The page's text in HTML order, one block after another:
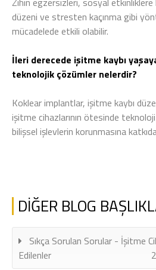
düzeni ve stresten kaçınma gibi
mücadelede etkili olabilir.
İleri derecede işitme kaybı
teknolojik çözümler nelerdir?
Koklear implantlar, işitme kaybı
işitme cihazlarının ötesinde
bilişsel işlevlerin korunmasına
DİĞER BLOG
Sıkça Sorulan Sorular - İşitme
Edilenler